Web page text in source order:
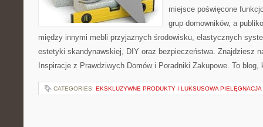
miejsce poświęcone
grup domowników, a
między innymi mebli przyjaznych środowisku, elastycznych
estetyki skandynawskiej, DIY oraz bezpieczeństwa. Znajdziesz
Inspiracje z Prawdziwych Domów i Poradniki Zakupowe. To
CATEGORIES: EKSKLUZYWNE PRODUKTY I LUKSUSOWA PIELĘGNACJA